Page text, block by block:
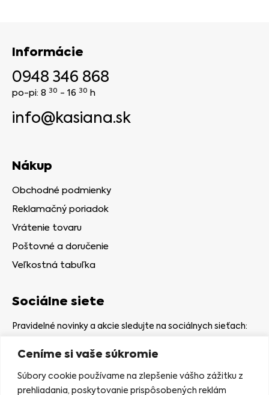
Ceníme si vaše súkromie
Súbory cookie používame na zlepšenie vášho zážitku z
prehliadania, poskytovanie prispôsobených reklám
Informácie
0948 346 868
po-pi: 8 30 - 16 30 h
info@kasiana.sk
Nákup
Obchodné podmienky
Reklamačný poriadok
Vrátenie tovaru
Poštovné a doručenie
Veľkostná tabuľka
Sociálne siete
Pravidelné novinky a akcie sledujte na sociálnych sieťach: